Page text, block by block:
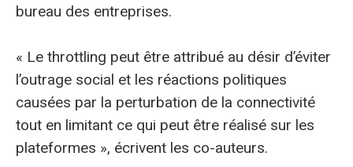
bureau des entreprises.
« Le throttling peut être attribué au désir d’éviter
l’outrage social et les réactions politiques
causées par la perturbation de la connectivité
tout en limitant ce qui peut être réalisé sur les
plateformes », écrivent les co-auteurs.